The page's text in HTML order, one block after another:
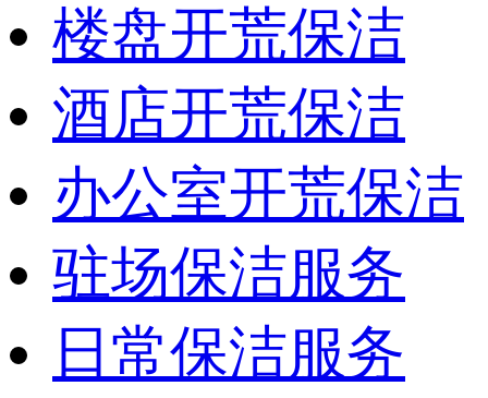
楼盘开荒保洁
酒店开荒保洁
办公室开荒保洁
驻场保洁服务
日常保洁服务